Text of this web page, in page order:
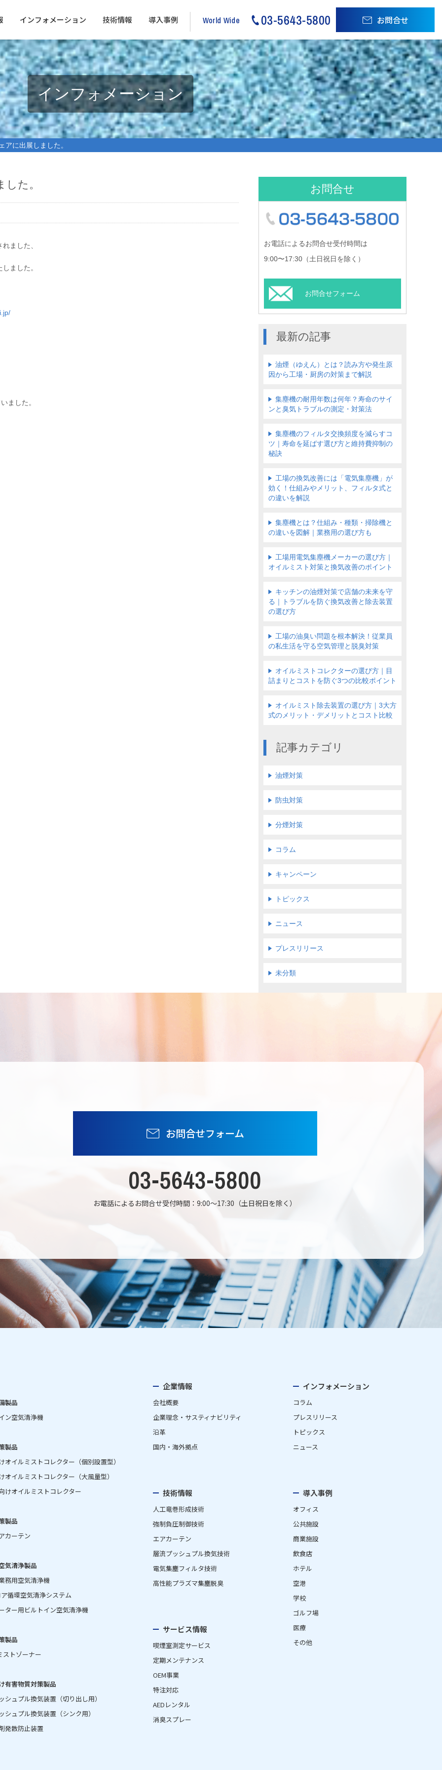
インフォメーション 技術情報 導入事例 World Wide 03-5643-5800 お問合せ
インフォメーション
に出展しました。
た。
ました、
ました。
ました。
お問合せ
お電話によるお問合せ受付時間は
9:00〜17:30（土日祝日を除く）
お問合せフォーム
最新の記事
油煙（ゆえん）とは？読み方や発生原
因から工場・厨房の対策まで解説
集塵機の耐用年数は何年？寿命のサイ
ンと臭気トラブルの測定・対策法
集塵機のフィルタ交換頻度を減らすコ
ツ｜寿命を延ばす選び方と維持費抑制の
秘訣
工場の換気改善には「電気集塵機」が
効く！仕組みやメリット、フィルタ式と
の違いを解説
集塵機とは？仕組み・種類・掃除機と
の違いを図解｜業務用の選び方も
工場用電気集塵機メーカーの選び方｜
オイルミスト対策と換気改善のポイント
キッチンの油煙対策で店舗の未来を守
る｜トラブルを防ぐ換気改善と除去装置
の選び方
工場の油臭い問題を根本解決！従業員
の私生活を守る空気管理と脱臭対策
オイルミストコレクターの選び方｜目
詰まりとコストを防ぐ3つの比較ポイント
オイルミスト除去装置の選び方｜3大方
式のメリット・デメリットとコスト比較
記事カテゴリ
油煙対策
防虫対策
分煙対策
コラム
キャンペーン
トピックス
ニュース
プレスリリース
未分類
お問合せフォーム
03-5643-5800
お電話によるお問合せ受付時間：9:00〜17:30（土日祝日を除く）
製品
ン空気清浄機
製品
オイルミストコレクター（個別設置型）
オイルミストコレクター（大風量型）
けオイルミストコレクター
製品
カーテン
気清浄製品
務用空気清浄機
循環空気清浄システム
ター用ビルトイン空気清浄機
製品
ストゾーナー
有害物質対策製品
シュプル換気装置（切り出し用）
シュプル換気装置（シンク用）
発散防止装置
企業情報
会社概要
企業理念・サスティナビリティ
沿革
国内・海外拠点
技術情報
人工竜巻形成技術
強制負圧制御技術
エアカーテン
層流プッシュプル換気技術
電気集塵フィルタ技術
高性能プラズマ集塵脱臭
サービス情報
喫煙室測定サービス
定期メンテナンス
OEM事業
特注対応
AEDレンタル
消臭スプレー
インフォメーション
コラム
プレスリリース
トピックス
ニュース
導入事例
オフィス
公共施設
商業施設
飲食店
ホテル
空港
学校
ゴルフ場
医療
その他